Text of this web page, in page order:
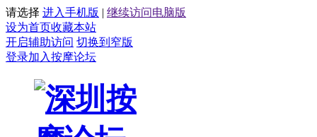
请选择 进入手机版 | 继续访问电脑版
设为首页收藏本站
开启辅助访问 切换到窄版
登录加入按摩论坛